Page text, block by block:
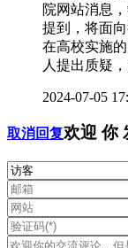
院网站消息
提到，将面
在高校实施
人提出质疑
2024-07-05
取消回复欢迎 你